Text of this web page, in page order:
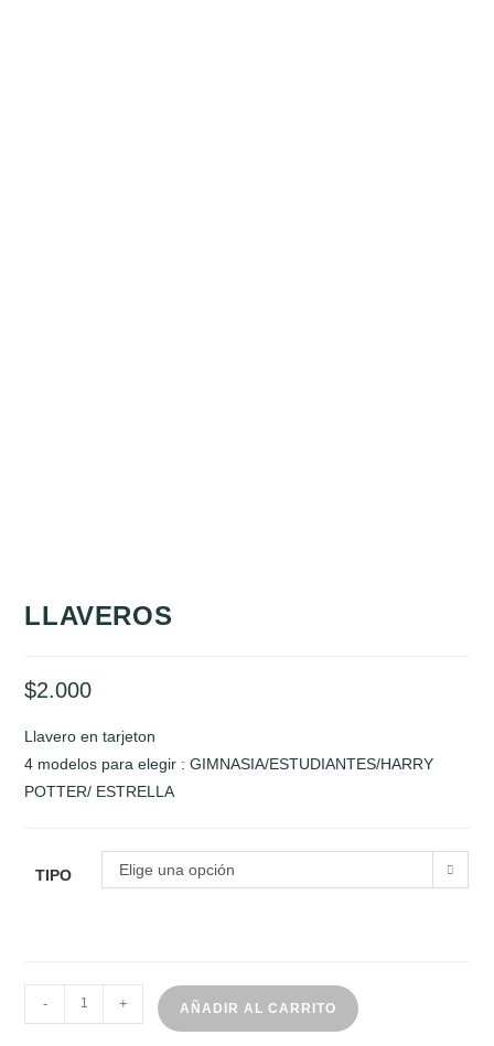
LLAVEROS
$2.000
Llavero en tarjeton
4 modelos para elegir : GIMNASIA/ESTUDIANTES/HARRY
POTTER/ ESTRELLA
TIPO Elige una opción
LLAVEROS
cantidad
- + AÑADIR AL CARRITO